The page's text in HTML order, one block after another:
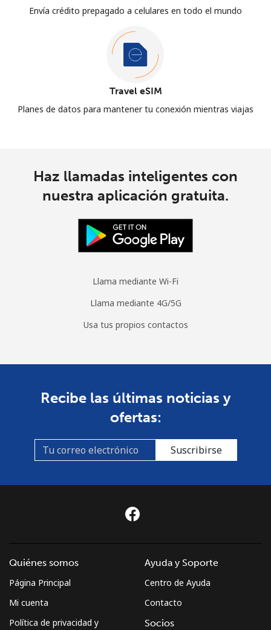
Envía crédito prepagado a celulares en todo el mundo
Travel eSIM
Planes de datos para mantener tu conexión mientras viajas
Haz llamadas inteligentes con
nuestra aplicación gratuita.
Llama mediante Wi-Fi
Llama mediante 4G/5G
Usa tus propios contactos
Recibe las últimas noticias y
ofertas:
Suscribirse
Quiénes somos
Página Principal
Mi cuenta
Política de privacidad y
Ayuda y Soporte
Centro de Ayuda
Contacto
Socios